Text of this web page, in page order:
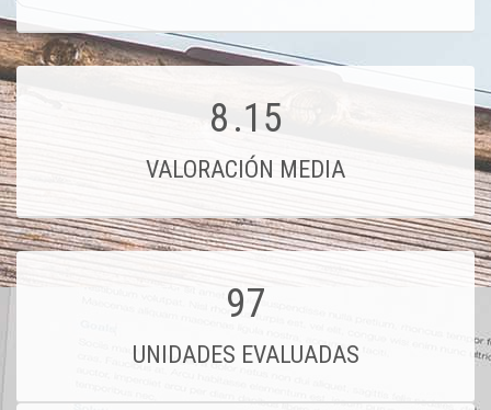
8.15
VALORACIÓN MEDIA
97
UNIDADES EVALUADAS